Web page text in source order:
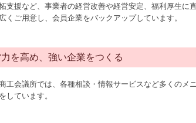
支援など、事業者の経営改善や経営安定、福利厚生に
くご用意し、会員企業をバックアップしています。
を高め、強い企業をつくる
工会議所では、各種相談・情報サービスなど多くのメ
しています。